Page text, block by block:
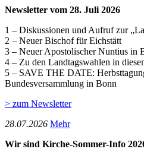
Newsletter vom 28. Juli 2026
1 – Diskussionen und Aufruf zur
2 – Neuer Bischof für Eichstätt
3 – Neuer Apostolischer Nuntius in
4 – Zu den Landtagswahlen in
5 – SAVE THE DATE:
Bundesversammlung in Bonn
> zum Newsletter
28­.07.2026 Mehr
Wir sind Kirche-Sommer-Info